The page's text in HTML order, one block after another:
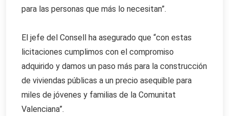
para las personas que más lo necesitan”.
El jefe del Consell ha asegurado que “con estas
licitaciones cumplimos con el compromiso
adquirido y damos un paso más para la construcción
de viviendas públicas a un precio asequible para
miles de jóvenes y familias de la Comunitat
Valenciana”.